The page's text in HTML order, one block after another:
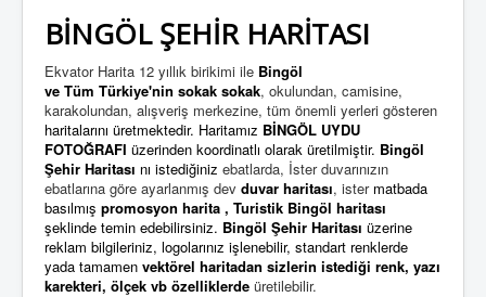
BİNGÖL ŞEHİR HARİTASI
Ekvator Harita 12 yıllık birikimi ile Bingöl
ve Tüm Türkiye'nin sokak sokak, okulundan, camisine,
karakolundan, alışveriş merkezine, tüm önemli yerleri gösteren
haritalarını üretmektedir. Haritamız BİNGÖL UYDU
FOTOĞRAFI üzerinden koordinatlı olarak üretilmiştir. Bingöl
Şehir Haritası nı istediğiniz ebatlarda, İster duvarınızın
ebatlarına göre ayarlanmış dev duvar haritası, ister matbada
basılmış promosyon harita , Turistik Bingöl haritası
şeklinde temin edebilirsiniz. Bingöl Şehir Haritası üzerine
reklam bilgileriniz, logolarınız işlenebilir, standart renklerde
yada tamamen vektörel haritadan sizlerin istediği renk, yazı
karekteri, ölçek vb özelliklerde üretilebilir.